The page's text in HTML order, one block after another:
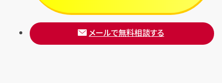
メールで無料相談する